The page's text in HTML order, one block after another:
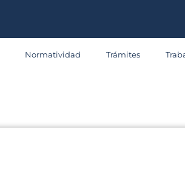
Normatividad Trámites
Sala